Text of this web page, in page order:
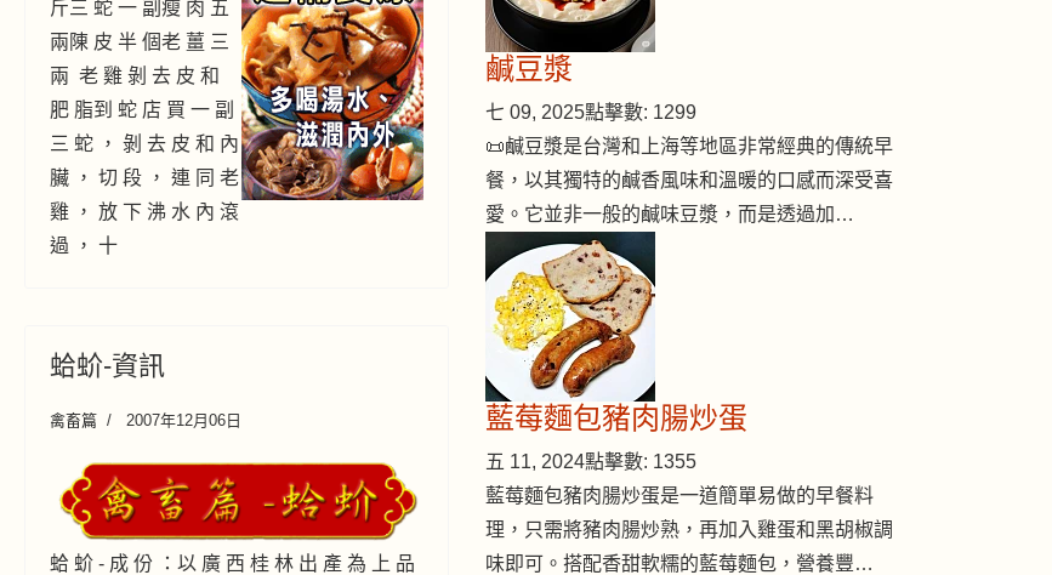
斤三 蛇 一 副瘦 肉 五
兩陳 皮 半 個老 薑 三
兩 老 雞 剝 去 皮 和
肥 脂到 蛇 店 買 一 副
三 蛇 ， 剝 去 皮 和 內
臟 ， 切 段 ， 連 同 老
雞 ， 放 下 沸 水 內 滾
過 ， 十
蛤蚧-資訊
禽畜篇 2007年12月06日
蛤 蚧 - 成 份 ：以 廣 西 桂 林 出 產 為 上 品
鹹豆漿
七 09, 2025點擊數: 1299
📜鹹豆漿是台灣和上海等地區非常經典的傳統早
餐，以其獨特的鹹香風味和溫暖的口感而深受喜
愛。它並非一般的鹹味豆漿，而是透過加…
藍莓麵包豬肉腸炒蛋
五 11, 2024點擊數: 1355
藍莓麵包豬肉腸炒蛋是一道簡單易做的早餐料
理，只需將豬肉腸炒熟，再加入雞蛋和黑胡椒調
味即可。搭配香甜軟糯的藍莓麵包，營養豐…